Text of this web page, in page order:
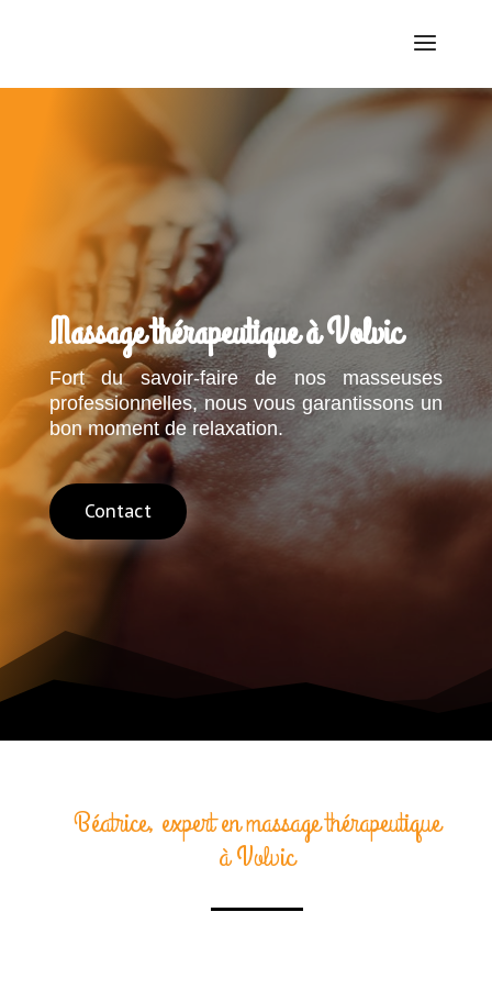
Massage thérapeutique à Volvic
Fort du savoir-faire de nos masseuses
professionnelles, nous vous garantissons un
bon moment de relaxation.
Contact
Béatrice, expert en massage thérapeutique
à Volvic